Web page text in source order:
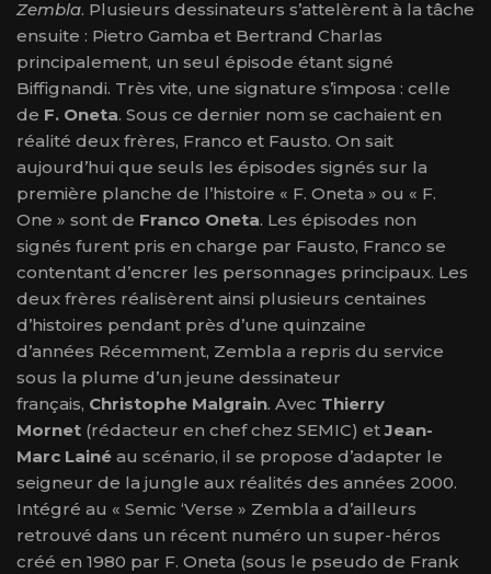
Zembla. Plusieurs dessinateurs s’attelèrent à la tâche
ensuite : Pietro Gamba et Bertrand Charlas
principalement, un seul épisode étant signé
Biffignandi. Très vite, une signature s’imposa : celle
de F. Oneta. Sous ce dernier nom se cachaient en
réalité deux frères, Franco et Fausto. On sait
aujourd’hui que seuls les épisodes signés sur la
première planche de l’histoire « F. Oneta » ou « F.
One » sont de Franco Oneta. Les épisodes non
signés furent pris en charge par Fausto, Franco se
contentant d’encrer les personnages principaux. Les
deux frères réalisèrent ainsi plusieurs centaines
d’histoires pendant près d’une quinzaine
d’années Récemment, Zembla a repris du service
sous la plume d’un jeune dessinateur
français, Christophe Malgrain. Avec Thierry
Mornet (rédacteur en chef chez SEMIC) etJean-
Marc Lainé au scénario, il se propose d’adapter le
seigneur de la jungle aux réalités des années 2000.
Intégré au « Semic ‘Verse » Zembla a d’ailleurs
retrouvé dans un récent numéro un super-héros
créé en 1980 par F. Oneta (sous le pseudo de Frank